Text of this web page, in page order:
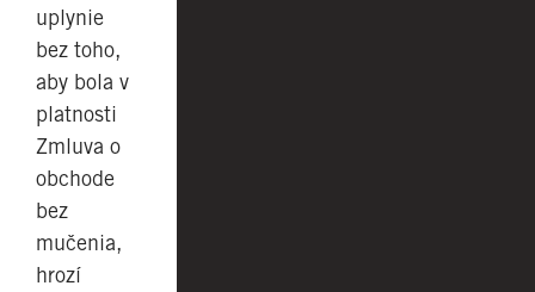
uplynie
bez toho,
aby bola v
platnosti
Zmluva o
obchode
bez
mučenia,
hrozí